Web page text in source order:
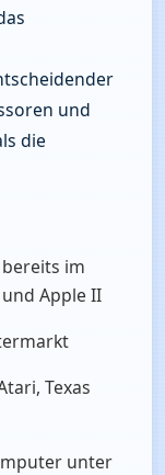
und
die
im
und Apple II
Texas
unter